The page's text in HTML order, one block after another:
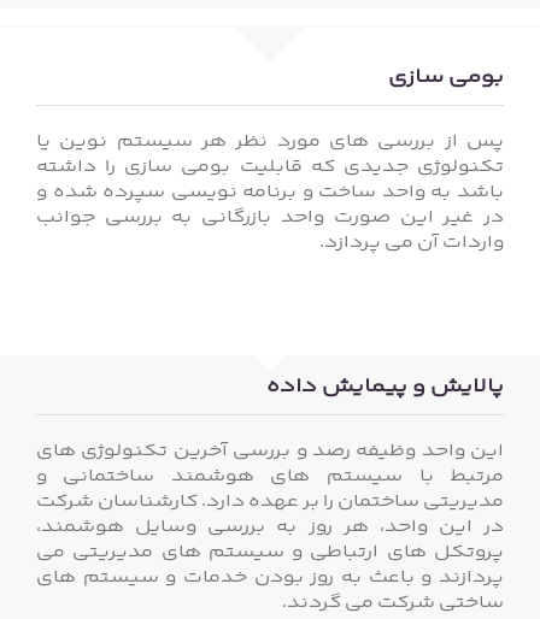
بومی سازی
پس از بررسی های مورد نظر هر سیستم نوین یا
تکنولوژی جدیدی که قابلیت بومی سازی را داشته
باشد به واحد ساخت و برنامه نویسی سپرده شده و
در غیر این صورت واحد بازرگانی به بررسی جوانب
واردات آن می پردازد.
پالایش و پیمایش داده
این واحد وظیفه رصد و بررسی آخرین تکنولوژی های
مرتبط با سیستم های هوشمند ساختمانی و
مدیریتی ساختمان را بر عهده دارد. کارشناسان شرکت
در این واحد، هر روز به بررسی وسایل هوشمند،
پروتکل های ارتباطی و سیستم های مدیریتی می
پردازند و باعث به روز بودن خدمات و سیستم های
ساختی شرکت می گردند.